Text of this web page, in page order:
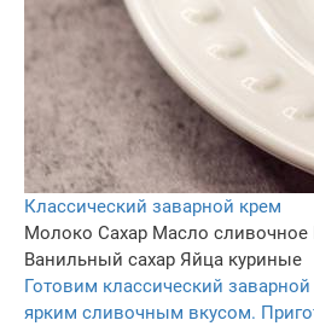
Классический заварной крем
Молоко Сахар Масло сливочное
Ванильный сахар Яйца куриные
Готовим классический
ярким сливочным вкусом.